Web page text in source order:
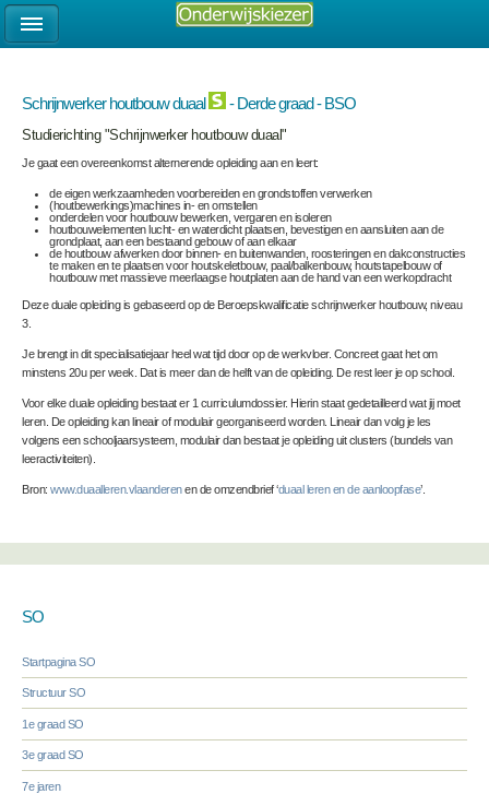
Schrijnwerker houtbouw duaal - Derde graad - BSO
Studierichting "Schrijnwerker houtbouw duaal"
Je gaat een overeenkomst alternerende opleiding aan en leert:
de eigen werkzaamheden voorbereiden en grondstoffen verwerken
(houtbewerkings)machines in- en omstellen
onderdelen voor houtbouw bewerken, vergaren en isoleren
houtbouwelementen lucht- en waterdicht plaatsen, bevestigen en aansluiten aan de
grondplaat, aan een bestaand gebouw of aan elkaar
de houtbouw afwerken door binnen- en buitenwanden, roosteringen en dakconstructies
te maken en te plaatsen voor houtskeletbouw, paal/balkenbouw, houtstapelbouw of
houtbouw met massieve meerlaagse houtplaten aan de hand van een werkopdracht
Deze duale opleiding is gebaseerd op de Beroepskwalificatie schrijnwerker houtbouw, niveau
3.
Je brengt in dit specialisatiejaar heel wat tijd door op de werkvloer. Concreet gaat het om
minstens 20u per week. Dat is meer dan de helft van de opleiding. De rest leer je op school.
Voor elke duale opleiding bestaat er 1 curriculumdossier. Hierin staat gedetailleerd wat jij moet
leren. De opleiding kan lineair of modulair georganiseerd worden. Lineair dan volg je les
volgens een schooljaarsysteem, modulair dan bestaat je opleiding uit clusters (bundels van
leeractiviteiten).
Bron: www.duaalleren.vlaanderenen de omzendbrief ‘duaal leren en de aanloopfase’.
SO
Startpagina SO
Structuur SO
1e graad SO
3e graad SO
7e jaren